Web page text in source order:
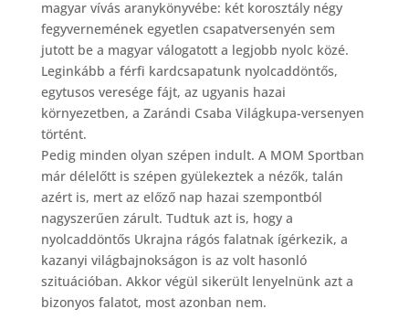
magyar vívás aranykönyvébe: két korosztály négy
fegyvernemének egyetlen csapatversenyén sem
jutott be a magyar válogatott a legjobb nyolc közé.
Leginkább a férfi kardcsapatunk nyolcaddöntős,
egytusos veresége fájt, az ugyanis hazai
környezetben, a Zarándi Csaba Világkupa-versenyen
történt.
Pedig minden olyan szépen indult. A MOM Sportban
már délelőtt is szépen gyülekeztek a nézők, talán
azért is, mert az előző nap hazai szempontból
nagyszerűen zárult. Tudtuk azt is, hogy a
nyolcaddöntős Ukrajna rágós falatnak ígérkezik, a
kazanyi világbajnokságon is az volt hasonló
szituációban. Akkor végül sikerült lenyelnünk azt a
bizonyos falatot, most azonban nem.